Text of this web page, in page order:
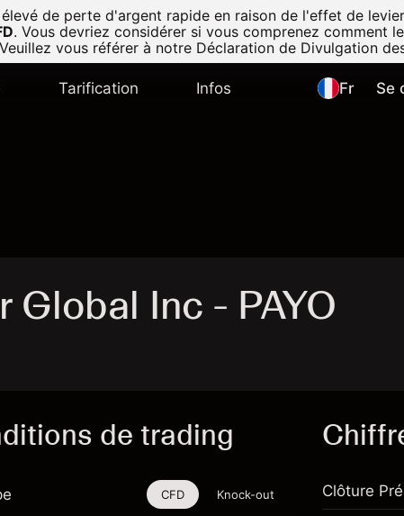
de perte d'argent rapide en raison de l'effet de
. Vous devriez considérer si vous comprenez comment
vous référer à notre Déclaration de Divulgation
Tarification Infos Fr Se
Inc - PAYO
de trading
CFD Knock-out Clôture